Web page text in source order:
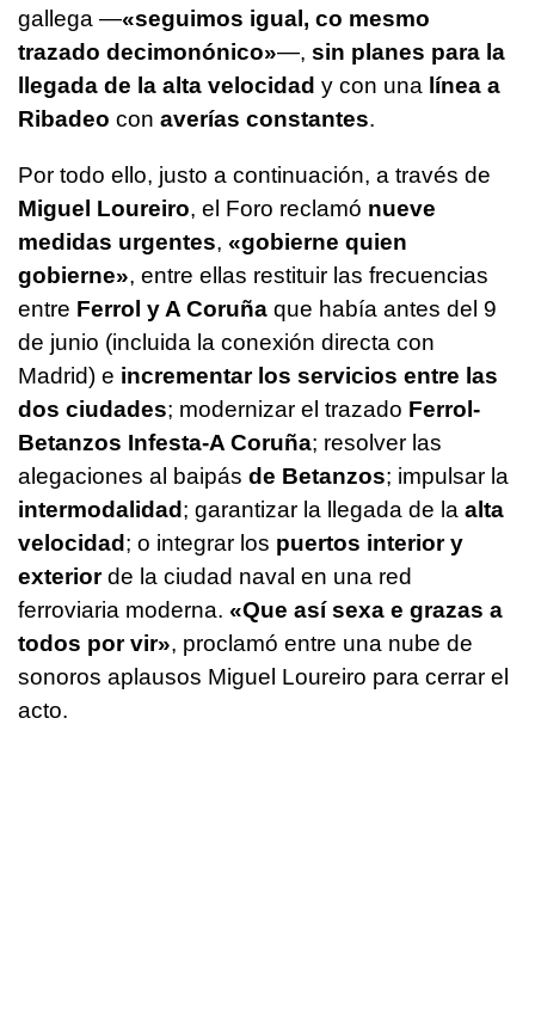
gallega —«seguimos igual, co mesmo
trazado decimonónico»—, sin planes para la
llegada de la alta velocidad y con una línea a
Ribadeo con averías constantes.
Por todo ello, justo a continuación, a través de
Miguel Loureiro, el Foro reclamó nueve
medidas urgentes, «gobierne quien
gobierne», entre ellas restituir las frecuencias
entre Ferrol y A Coruña que había antes del 9
de junio (incluida la conexión directa con
Madrid) e incrementar los servicios entre las
dos ciudades; modernizar el trazado Ferrol-
Betanzos Infesta-A Coruña; resolver las
alegaciones al baipás de Betanzos; impulsar la
intermodalidad ; garantizar la llegada de la alta
velocidad ; o integrar los puertos interior y
exteriorde la ciudad naval en una red
ferroviaria moderna. «Que así sexa e grazas a
todos por vir», proclamó entre una nube de
sonoros aplausos Miguel Loureiro para cerrar el
acto.